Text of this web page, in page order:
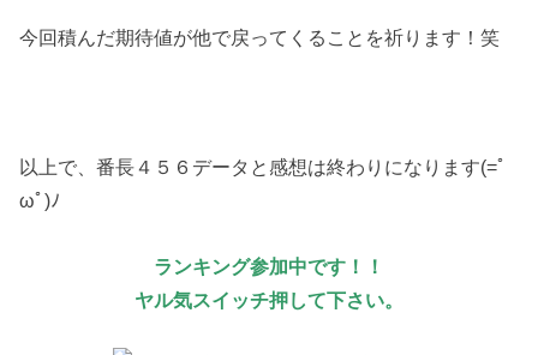
今回積んだ期待値が他で戻ってくることを祈ります！笑
以上で、番長４５６データと感想は終わりになります(=ﾟ
ωﾟ)ﾉ
ランキング参加中です！！
ヤル気スイッチ押して下さい。